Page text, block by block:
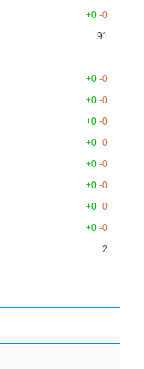
+0 -0
91
+0 -0
+0 -0
+0 -0
+0 -0
+0 -0
+0 -0
+0 -0
+0 -0
2